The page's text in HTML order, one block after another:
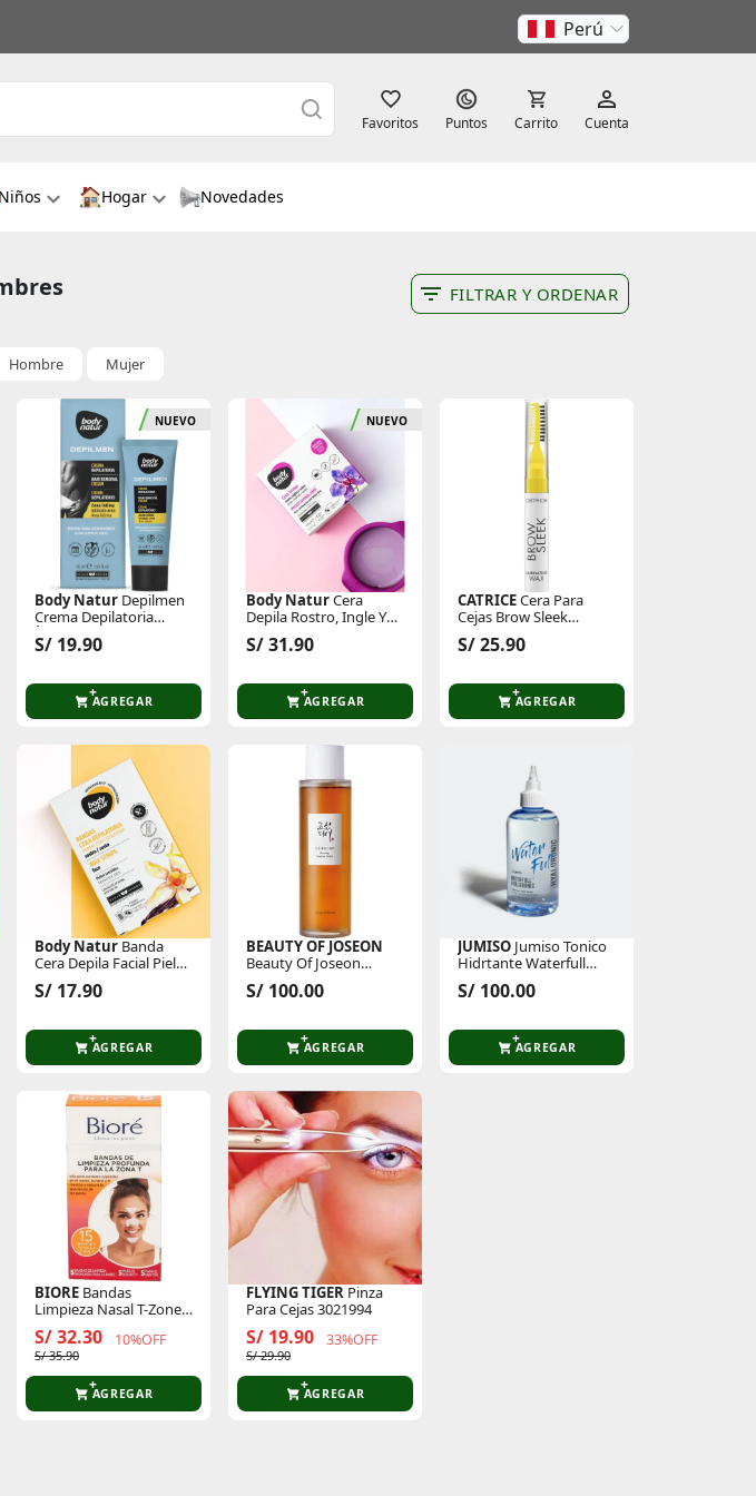
Perú
Favoritos Puntos Carrito Cuenta
Niños Hogar Novedades
FILTRAR Y ORDENAR
Hombre Mujer
NUEVO
Body NaturDepilmen
Crema Depilatoria
Íntima Masculino
S/ 19.90
AGREGAR
NUEVO
Body NaturCera
Depila Rostro, Ingle Y
Axila 100
S/ 31.90
AGREGAR
CATRICECera Para
Cejas Brow Sleek
Laminating
S/ 25.90
AGREGAR
Body NaturBanda
Cera Depila Facial Piel
Sensible
S/ 17.90
AGREGAR
BEAUTY OF JOSEON
Beauty Of Joseon
Tratamiento Facial
Esencia Ginseng
S/ 100.00
AGREGAR
JUMISOJumiso Tonico
Hidrtante Waterfull
Hyaluronic Acid Toner
250ml
S/ 100.00
AGREGAR
BIOREBandas
Limpieza Nasal T-Zone
X15u
S/ 32.30 10%OFF
S/ 35.90
AGREGAR
FLYING TIGERPinza
Para Cejas 3021994
S/ 19.90 33%OFF
S/ 29.90
AGREGAR